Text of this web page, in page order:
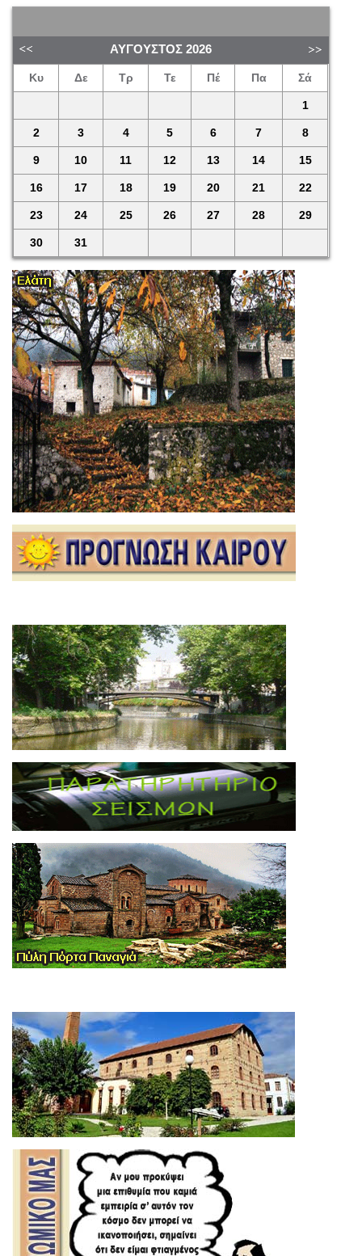
ΑΎΓΟΥΣΤΟΣ 2026
Κυ Δε Τρ Τε Πέ Πα Σά
1
2 3 4 5 6 7 8
9 10 11 12 13 14 15
16 17 18 19 20 21 22
23 24 25 26 27 28 29
30 31